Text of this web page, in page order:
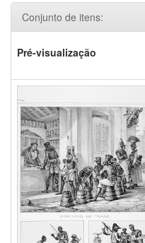
Conjunto de itens:
Pré-visualização